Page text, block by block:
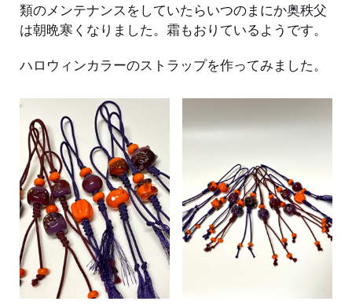
類のメンテナンスをしていたらいつのまにか奥秩父
は朝晩寒くなりました。霜もおりているようです。
ハロウィンカラーのストラップを作ってみました。